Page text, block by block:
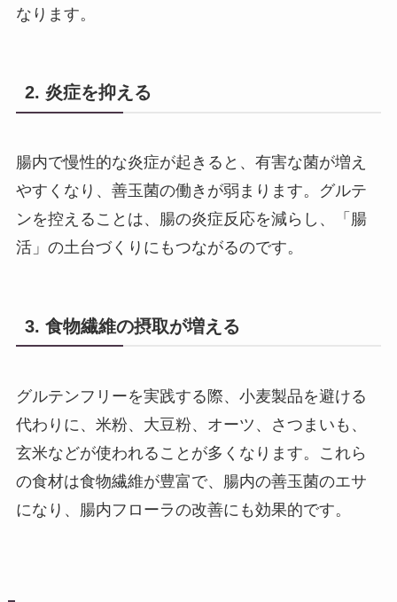
なります。
2. 炎症を抑える
腸内で慢性的な炎症が起きると、有害な菌が増え
やすくなり、善玉菌の働きが弱まります。グルテ
ンを控えることは、腸の炎症反応を減らし、「腸
活」の土台づくりにもつながるのです。
3. 食物繊維の摂取が増える
グルテンフリーを実践する際、小麦製品を避ける
代わりに、米粉、大豆粉、オーツ、さつまいも、
玄米などが使われることが多くなります。これら
の食材は食物繊維が豊富で、腸内の善玉菌のエサ
になり、腸内フローラの改善にも効果的です。